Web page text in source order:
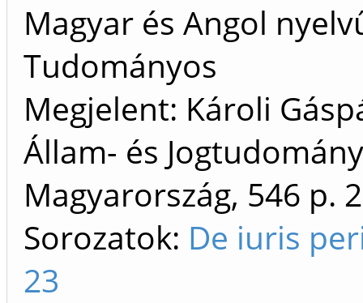
Magyar és Angol
Tudományos
Megjelent: Károli
Állam- és
Magyarország, 546 p.
Sorozatok: De iuris
23